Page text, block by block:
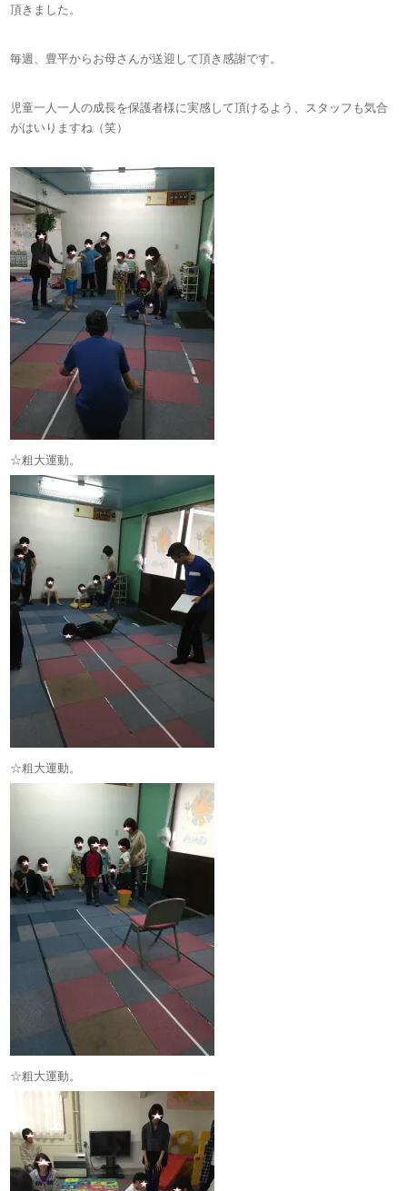
頂きました。
毎週、豊平からお母さんが送迎して頂き感謝です。
児童一人一人の成長を保護者様に実感して頂けるよう、スタッフも気合
がはいりますね（笑）
☆粗大運動。
☆粗大運動。
☆粗大運動。